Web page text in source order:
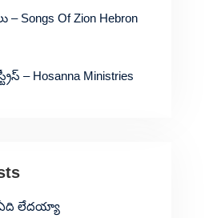
Songs Of Zion Hebron
– Hosanna Ministries
ఏది లేదయ్యా